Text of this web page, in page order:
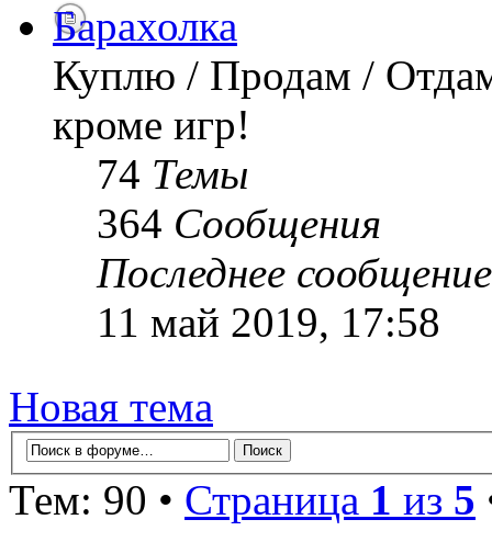
Барахолка
Куплю / Продам /
кроме игр!
74 Темы
364 Сообщения
Последнее сообщение
11 май 2019, 17:58
Новая тема
Тем: 90 • Страница 1 из 5